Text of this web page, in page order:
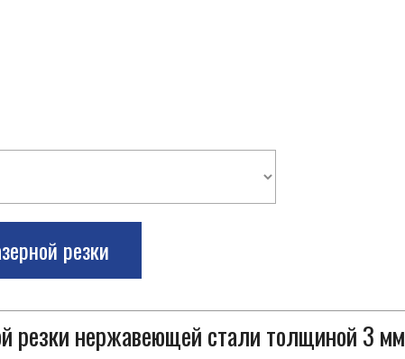
резки
резки нержавеющей стали толщиной 3 мм